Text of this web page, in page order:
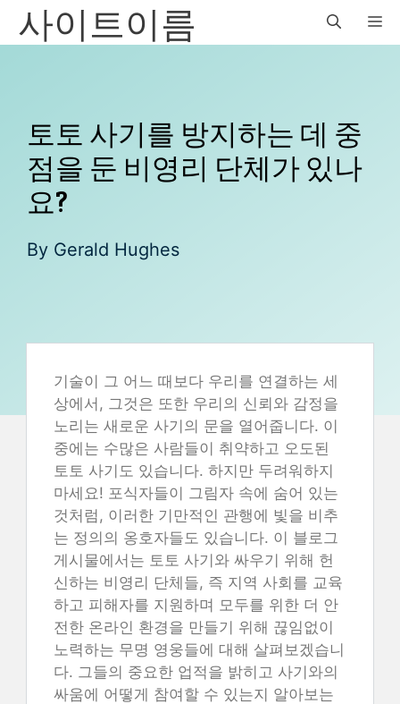
Skip사이트이름
토토 사기를 방지하는 데 중
점을 둔 비영리 단체가 있나
요?
By Gerald Hughes
기술이 그 어느 때보다 우리를 연결하는 세
상에서, 그것은 또한 우리의 신뢰와 감정을
노리는 새로운 사기의 문을 열어줍니다. 이
중에는 수많은 사람들이 취약하고 오도된
토토 사기도 있습니다. 하지만 두려워하지
마세요! 포식자들이 그림자 속에 숨어 있는
것처럼, 이러한 기만적인 관행에 빛을 비추
는 정의의 옹호자들도 있습니다. 이 블로그
게시물에서는 토토 사기와 싸우기 위해 헌
신하는 비영리 단체들, 즉 지역 사회를 교육
하고 피해자를 지원하며 모두를 위한 더 안
전한 온라인 환경을 만들기 위해 끊임없이
노력하는 무명 영웅들에 대해 살펴보겠습니
다. 그들의 중요한 업적을 밝히고 사기와의
싸움에 어떻게 참여할 수 있는지 알아보는